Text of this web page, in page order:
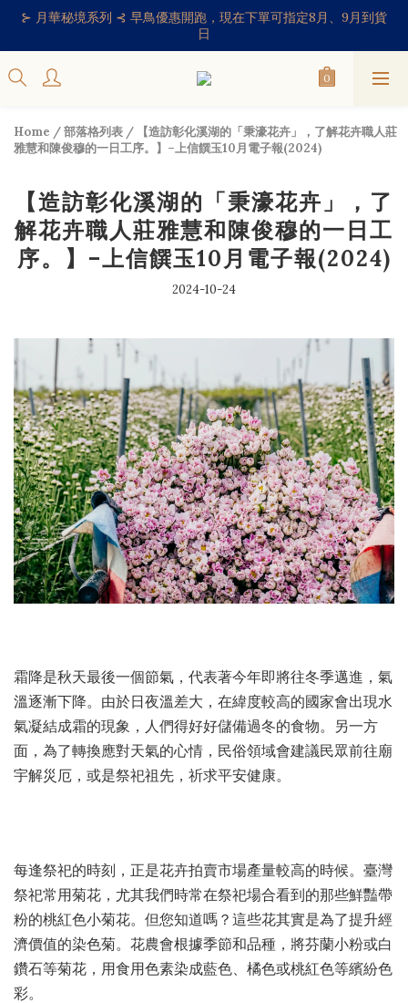
⊱ 月華秘境系列 ⊰ 早鳥優惠開跑，現在下單可指定8月、9月到貨
日
Home /部落格列表 /
【造訪彰化溪湖的「秉濠花卉」，了解花卉職人莊
雅慧和陳俊穆的一日工序。】–上信饌玉10月電子報(2024)
【造訪彰化溪湖的「秉濠花卉」，了
解花卉職人莊雅慧和陳俊穆的一日工
序。】–上信饌玉10月電子報(2024)
2024-10-24
霜降是秋天最後一個節氣，代表著今年即將往冬季邁進，氣
溫逐漸下降。由於日夜溫差大，在緯度較高的國家會出現水
氣凝結成霜的現象，人們得好好儲備過冬的食物。另一方
面，為了轉換應對天氣的心情，民俗領域會建議民眾前往廟
宇解災厄，或是祭祀祖先，祈求平安健康。
每逢祭祀的時刻，正是花卉拍賣市場產量較高的時候。臺灣
祭祀常用菊花，尤其我們時常在祭祀場合看到的那些鮮豔帶
粉的桃紅色小菊花。但您知道嗎？這些花其實是為了提升經
濟價值的染色菊。花農會根據季節和品種，將芬蘭小粉或白
鑽石等菊花，用食用色素染成藍色、橘色或桃紅色等繽紛色
彩。